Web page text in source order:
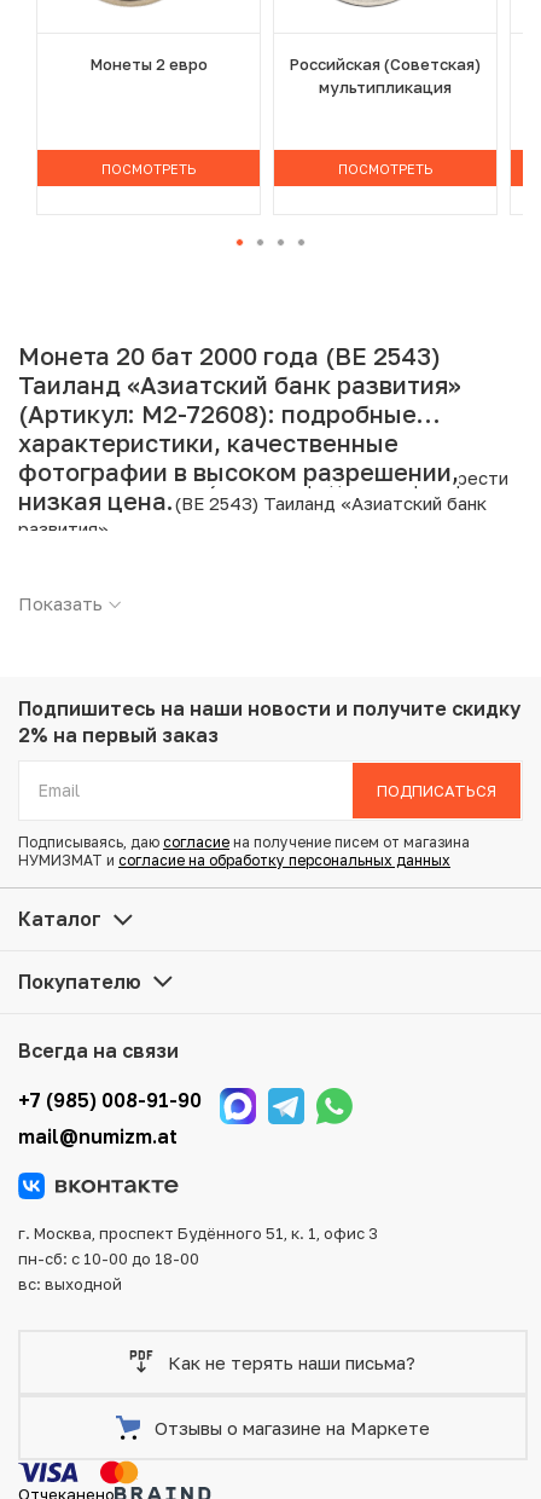
Монеты 2 евро
ПОСМОТРЕТЬ
Российская (Советская)
мультипликация
ПОСМОТРЕТЬ
Монета 20 бат 2000 года (BE 2543)
Таиланд «Азиатский банк развития»
(Артикул: M2-72608): подробные
характеристики, качественные
фотографии в высоком разрешении,
низкая цена.
Интернет магазин «Нумизмат» предлагает приобрести
20 бат 2000 года (BE 2543) Таиланд «Азиатский банк
развития».
Металл: Медно-никелевый сплав
Вес: 15 г
Тираж: 800.000
Купить 20 бат 2000 года (BE 2543) Таиланд «Азиатский
банк развития» по привлекательной цене можно в нашем
находятся в наличии на нашем складе.
того, возможен самовывоз товара из офиса магазина.
Для вашего удобства представлены несколько способов
оплаты и доставки заказа. Все отправления надежно и
тщательно упаковываются, что исключает возможность
Показать
Подпишитесь на наши новости и получите скидку
2% на первый заказ
ПОДПИСАТЬСЯ
Подписываясь, даю согласие на получение писем от магазина
НУМИЗМАТ и согласие на обработку персональных данных
Каталог
Покупателю
Всегда на связи
+7 (985) 008-91-90
mail@numizm.at
г. Москва, проспект Будённого 51, к. 1, офис 3
пн-сб: с 10-00 до 18-00
вс: выходной
Как не терять наши письма?
Отзывы о магазине на Маркете
Отчеканено